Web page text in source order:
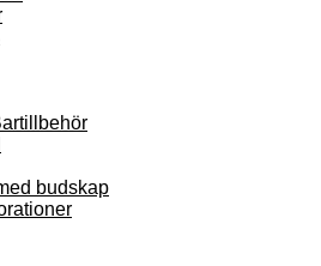
budskap